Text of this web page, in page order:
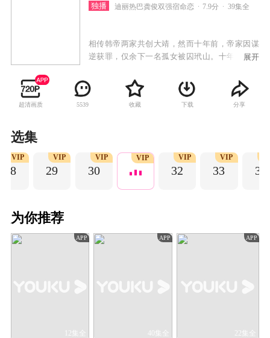
独播 迪丽热巴龚俊双强宿命恋 7.9分 39集全
相传韩帝两家共创大靖，然而十年前，帝家因谋
逆获罪，仅余下一名孤女被囚玳山。十年后，一
南剿灭海贼时，竟遇上一个口口声声非他不嫁的
娇俏水匪。女水匪自称任安乐，她拿出三万水
师，登临京师求聘太子，却又在死缠烂打韩烨的
舞弊案、江南水灾案，还与镇边公主安宁打得火
热。而韩烨也因两人家国立场的一致，对她心生
展开
超清画质 5539 收藏 下载 分享
选集
28
VIP
29
VIP
30
VIP VIP
32
VIP
33
VIP
34
为你推荐
APP
12集全
APP
40集全
APP
22集全